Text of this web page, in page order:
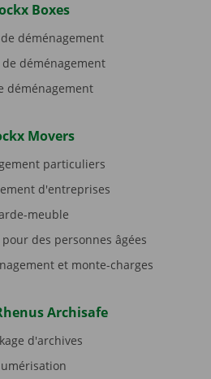
Boxes
déménagement
déménagement
déménagement
Movers
particuliers
d'entreprises
meuble
des personnes âgées
et monte-charges
Archisafe
d'archives